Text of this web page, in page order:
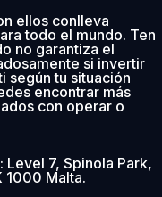
ellos conlleva
todo el mundo. Ten
no garantiza el
si invertir
según tu situación
encontrar más
con operar o
Level 7, Spinola Park,
1000 Malta.